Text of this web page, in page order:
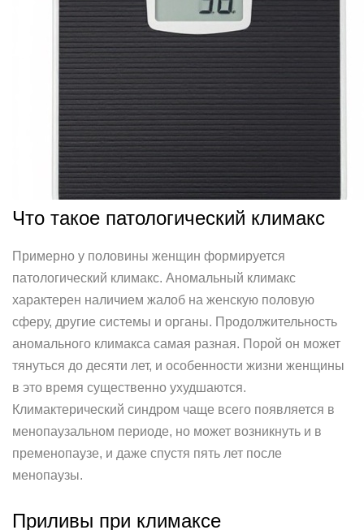
Что такое патологический климакс
Примерно у половины женщин формируется
патологический климакс. Аномальный климакс
характерен наличием жалоб на женскую половую
сферу, другие системы и органы. Продолжительность
аномального климакса самая разная. Порой он может
тянуться до десяти лет, и особенности жизни женщины
в это время существенно ухудшаются.
Климактерический синдром чаще всего появляется в
менопаузальном периоде, но может возникнуть и в
пременопаузе, и даже спустя пять лет после
менопаузы.
Приливы при климаксе